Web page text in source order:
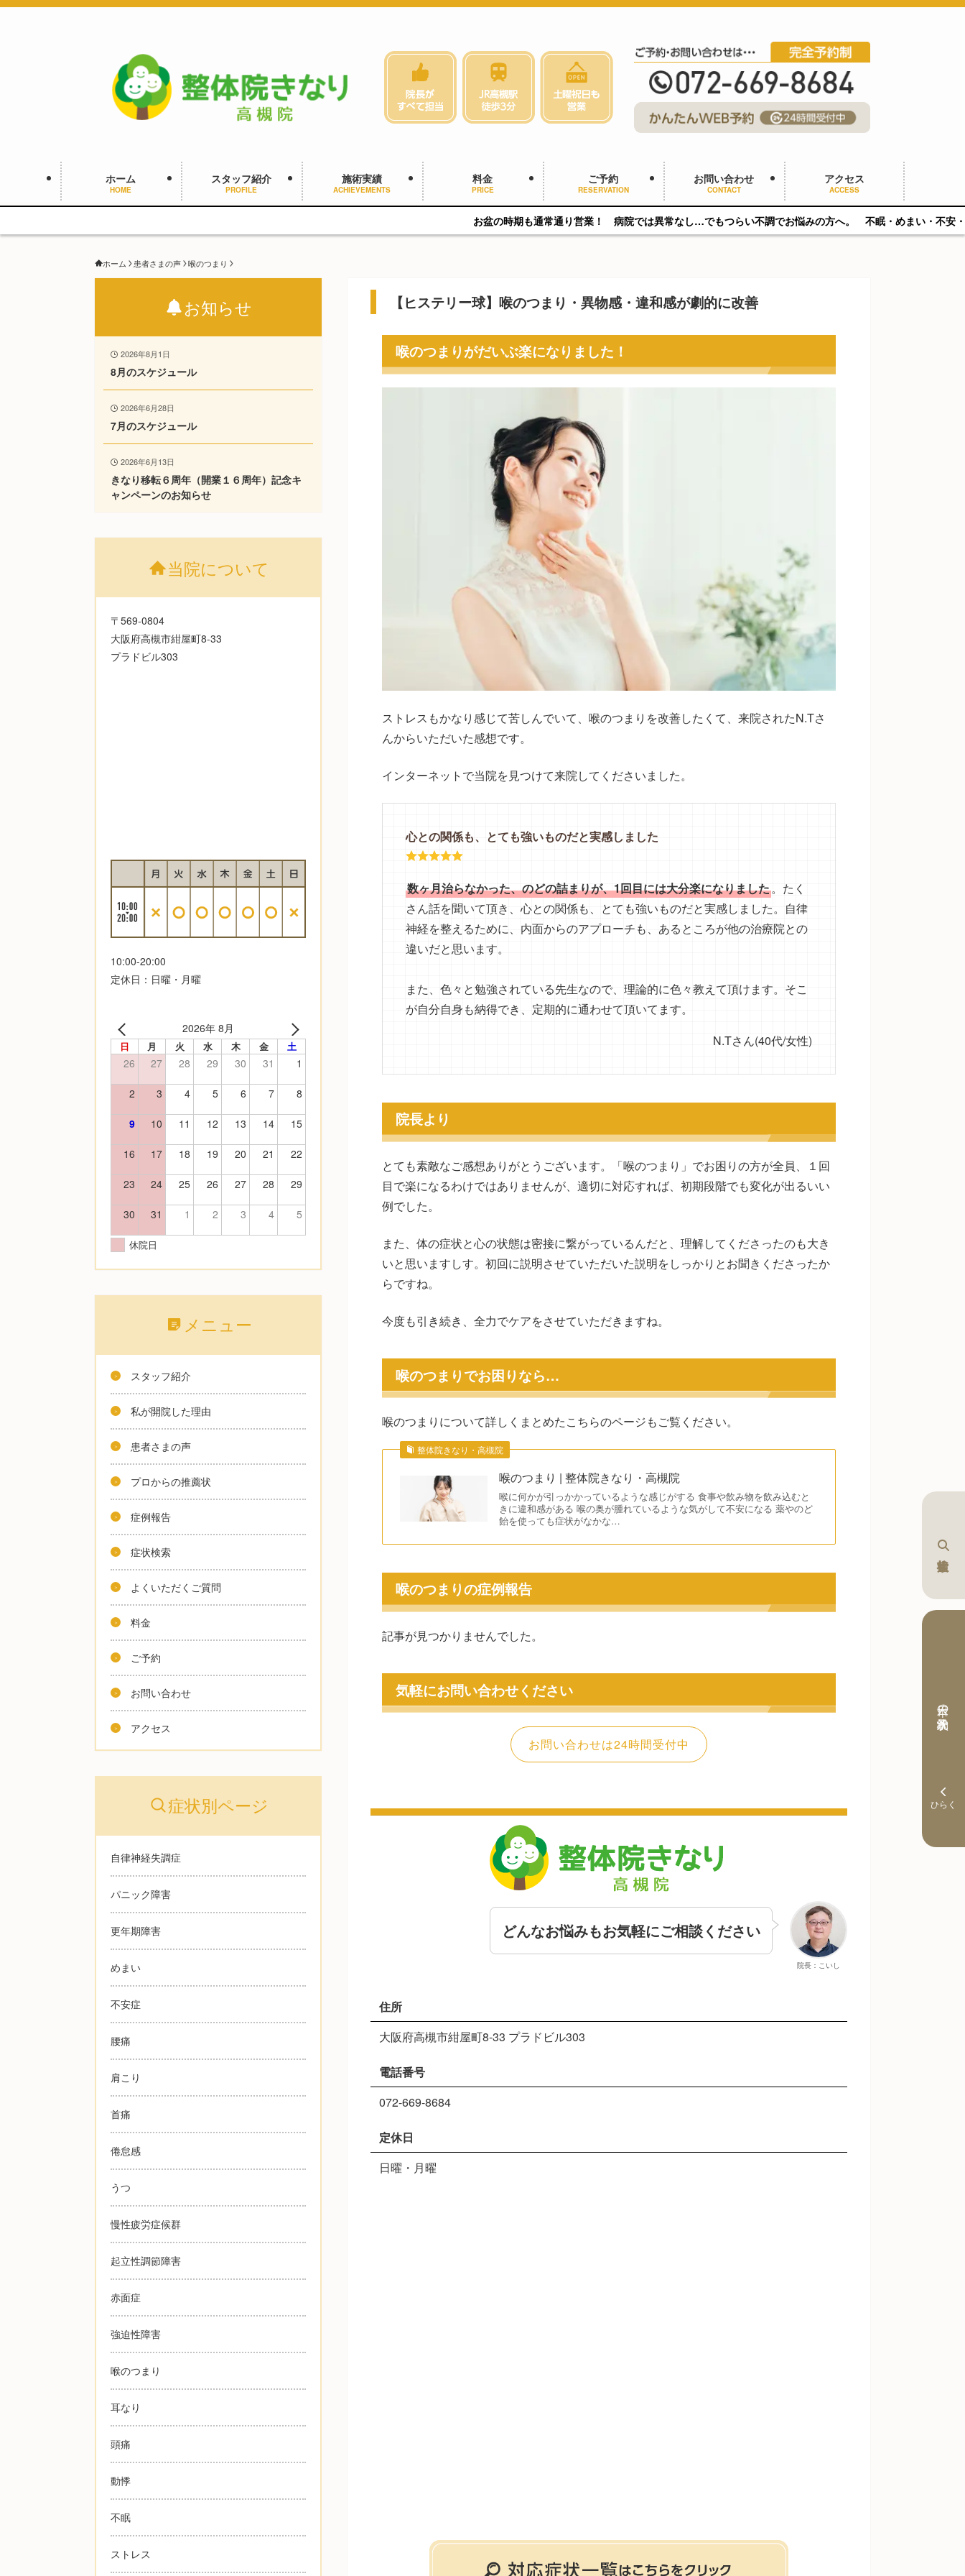
ホーム
HOME
スタッフ紹介
PROFILE
施術実績
ACHIEVEMENTS
料金
PRICE
ご予約
RESERVATION
お問い合わせ
CONTACT
アクセス
ACCESS
お盆の時期も通常通り営業！ 病院では異常なし…でもつらい不調でお悩みの方へ。 不眠・めまい・不安・パニックに
ホーム 患者さまの声 喉のつまり
【ヒステリー球】喉のつまり・異物感・違和感が劇的に改善
本日の予約状況
喉のつまりがだいぶ楽になりました！
ストレスもかなり感じて苦しんでいて、喉のつまりを改善したくて、来院されたN.Tさ
んからいただいた感想です。
インターネットで当院を見つけて来院してくださいました。
心との関係も、とても強いものだと実感しました
数ヶ月治らなかった、のどの詰まりが、1回目には大分楽になりました。たく
さん話を聞いて頂き、心との関係も、とても強いものだと実感しました。自律
神経を整えるために、内面からのアプローチも、あるところが他の治療院との
違いだと思います。
また、色々と勉強されている先生なので、理論的に色々教えて頂けます。そこ
が自分自身も納得でき、定期的に通わせて頂いてます。
N.Tさん(40代/女性)
院長より
とても素敵なご感想ありがとうございます。「喉のつまり」でお困りの方が全員、１回
目で楽になるわけではありませんが、適切に対応すれば、初期段階でも変化が出るいい
例でした。
また、体の症状と心の状態は密接に繋がっているんだと、理解してくださったのも大き
いと思いますしす。初回に説明させていただいた説明をしっかりとお聞きくださったか
らですね。
今度も引き続き、全力でケアをさせていただきますね。
喉のつまりでお困りなら…
喉のつまりについて詳しくまとめたこちらのページもご覧ください。
整体院きなり・高槻院
喉のつまり | 整体院きなり・高槻院
喉に何かが引っかかっているような感じがする 食事や飲み物を飲み込むと
きに違和感がある 喉の奥が腫れているような気がして不安になる 薬やのど
飴を使っても症状がなかな…
喉のつまりの症例報告
記事が見つかりませんでした。
気軽にお問い合わせください
お問い合わせは24時間受付中
院長：こいし
どんなお悩みもお気軽にご相談ください
住所
大阪府高槻市紺屋町8-33 プラドビル303
電話番号
072-669-8684
定休日
日曜・月曜
お知らせ
2026年8月1日
8月のスケジュール
2026年6月28日
7月のスケジュール
2026年6月13日
きなり移転６周年（開業１６周年）記念キ
ャンペーンのお知らせ
当院について
〒569-0804
大阪府高槻市紺屋町8-33
プラドビル303
10:00-20:00
定休日：日曜・月曜
2026年 8月
日 月 火 水 木 金 土
26 27 28 29 30 31 1
2 3 4 5 6 7 8
9 10 11 12 13 14 15
16 17 18 19 20 21 22
23 24 25 26 27 28 29
30 31 1 2 3 4 5
休院日
メニュー
スタッフ紹介
私が開院した理由
患者さまの声
プロからの推薦状
症例報告
症状検索
よくいただくご質問
料金
ご予約
お問い合わせ
アクセス
症状別ページ
自律神経失調症
パニック障害
更年期障害
めまい
不安症
腰痛
肩こり
首痛
倦怠感
うつ
慢性疲労症候群
起立性調節障害
赤面症
強迫性障害
喉のつまり
耳なり
頭痛
動悸
不眠
ストレス